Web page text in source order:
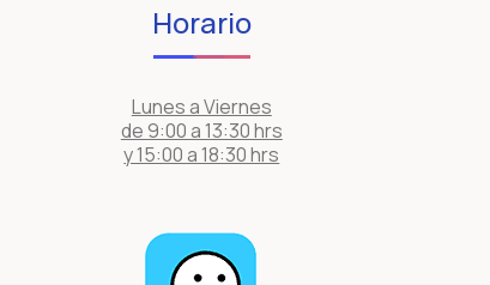
Horario
Lunes a Viernes
de 9:00 a 13:30 hrs
y 15:00 a 18:30 hrs